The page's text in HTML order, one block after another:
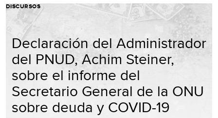
DISCURSOS
Declaración del Administrador
del PNUD, Achim Steiner,
sobre el informe del
Secretario General de la ONU
sobre deuda y COVID-19